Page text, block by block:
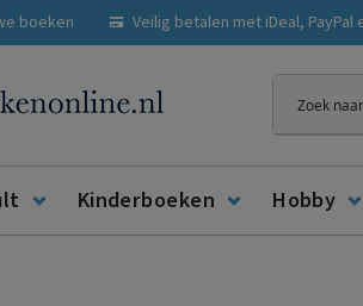
boeken Veilig betalen met iDeal, PayPal
Zoeken
Kinderboeken Hobby